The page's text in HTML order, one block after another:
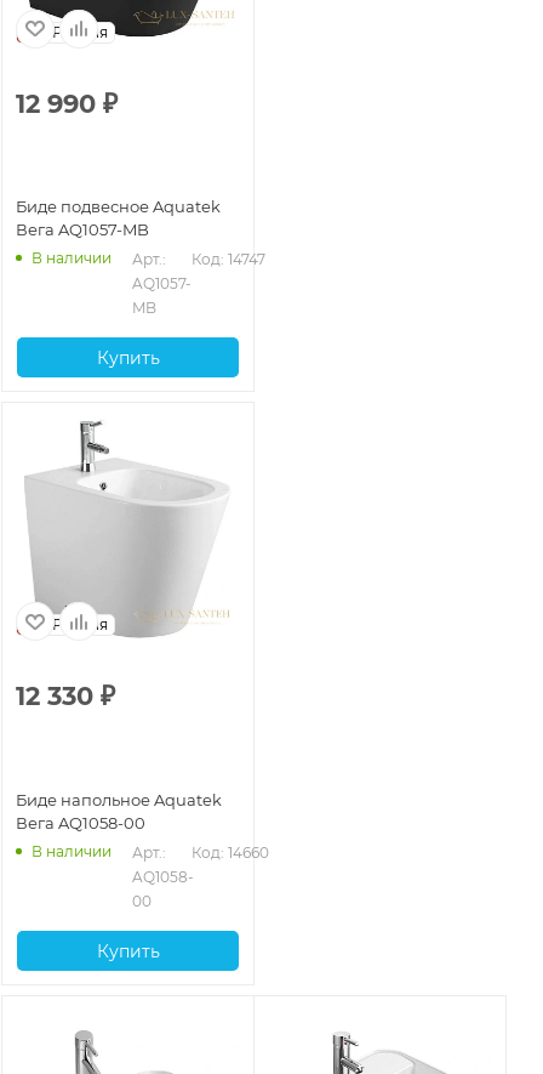
Россия
12 990 ₽
Биде подвесное Aquatek
Вега AQ1057-MB
В наличии
Арт.:
AQ1057-
MB
Код: 14747
Купить
Россия
12 330 ₽
Биде напольное Aquatek
Вега AQ1058-00
В наличии
Арт.:
AQ1058-
00
Код: 14660
Купить